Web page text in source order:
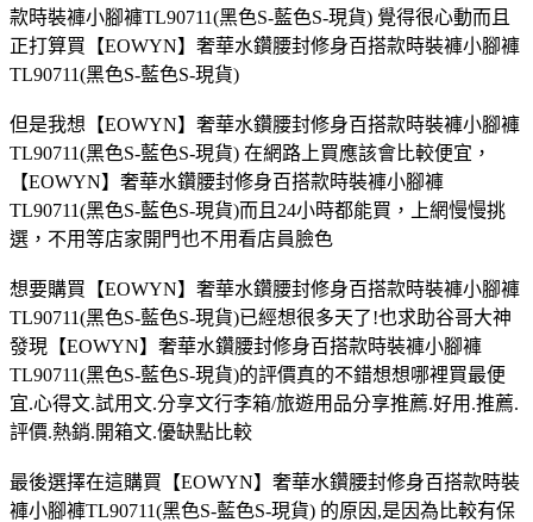
款時裝褲小腳褲TL90711(黑色S-藍色S-現貨) 覺得很心動而且
正打算買【EOWYN】奢華水鑽腰封修身百搭款時裝褲小腳褲
TL90711(黑色S-藍色S-現貨)
但是我想【EOWYN】奢華水鑽腰封修身百搭款時裝褲小腳褲
TL90711(黑色S-藍色S-現貨) 在網路上買應該會比較便宜，
【EOWYN】奢華水鑽腰封修身百搭款時裝褲小腳褲
TL90711(黑色S-藍色S-現貨)而且24小時都能買，上網慢慢挑
選，不用等店家開門也不用看店員臉色
想要購買【EOWYN】奢華水鑽腰封修身百搭款時裝褲小腳褲
TL90711(黑色S-藍色S-現貨)已經想很多天了!也求助谷哥大神
發現【EOWYN】奢華水鑽腰封修身百搭款時裝褲小腳褲
TL90711(黑色S-藍色S-現貨)的評價真的不錯想想哪裡買最便
宜.心得文.試用文.分享文行李箱/旅遊用品分享推薦.好用.推薦.
評價.熱銷.開箱文.優缺點比較
最後選擇在這購買【EOWYN】奢華水鑽腰封修身百搭款時裝
褲小腳褲TL90711(黑色S-藍色S-現貨) 的原因,是因為比較有保